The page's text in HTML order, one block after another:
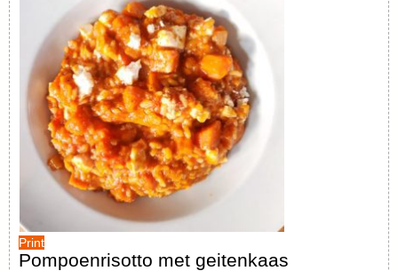
Print
Pompoenrisotto met geitenkaas